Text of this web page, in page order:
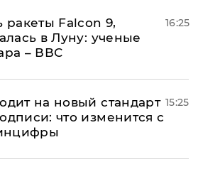
ракеты Falcon 9,
в Луну: ученые
– ВВС
16:25
на новый стандарт
что изменится с
15:25